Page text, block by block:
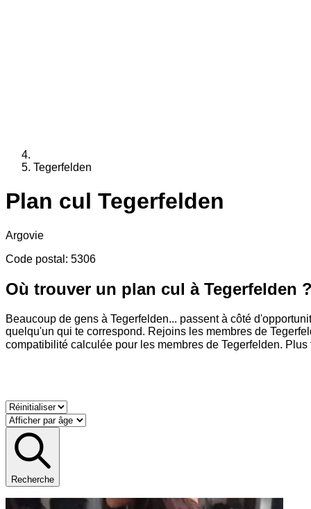
Tegerfelden
Plan cul Tegerfelden
Argovie
Code postal : 5306
Où trouver un plan cul à Tegerfelden ?
Beaucoup de gens à Tegerfelden... passent à côté
quelqu'un qui te correspond. Rejoins les membres de
compatibilité calculée pour les membres de Tegerfelden.
Recherche